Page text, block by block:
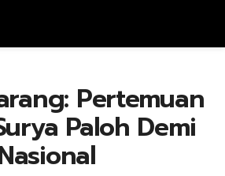
Pertemuan
Paloh Demi